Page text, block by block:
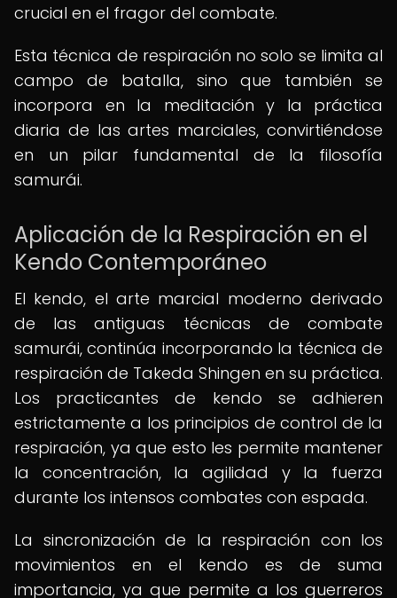
crucial en el fragor del combate.
Esta técnica de respiración no solo se limita al
campo de batalla, sino que también se
incorpora en la meditación y la práctica
diaria de las artes marciales, convirtiéndose
en un pilar fundamental de la filosofía
samurái.
Aplicación de la Respiración en el
Kendo Contemporáneo
El kendo, el arte marcial moderno derivado
de las antiguas técnicas de combate
samurái, continúa incorporando la técnica de
respiración de Takeda Shingen en su práctica.
Los practicantes de kendo se adhieren
estrictamente a los principios de control de la
respiración, ya que esto les permite mantener
la concentración, la agilidad y la fuerza
durante los intensos combates con espada.
La sincronización de la respiración con los
movimientos en el kendo es de suma
importancia, ya que permite a los guerreros